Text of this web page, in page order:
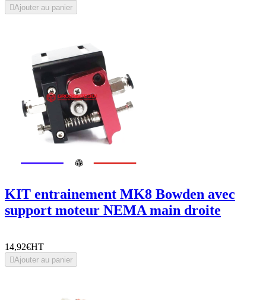
Ajouter au panier
KIT entrainement MK8 Bowden avec
support moteur NEMA main droite
14,92€HT
Ajouter au panier